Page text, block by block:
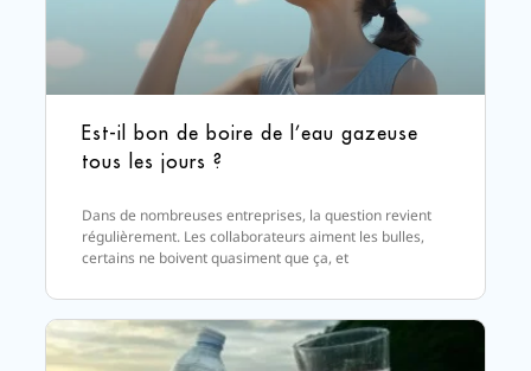
Est-il bon de boire de l’eau gazeuse
tous les jours ?
Dans de nombreuses entreprises, la question revient
régulièrement. Les collaborateurs aiment les bulles,
certains ne boivent quasiment que ça, et